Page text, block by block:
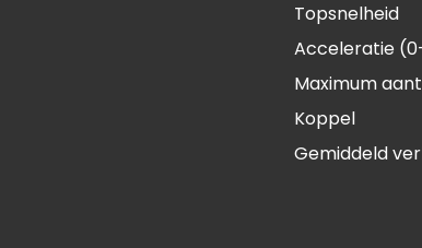
Topsnelheid
Acceleratie
Maximum
Koppel
Gemiddeld